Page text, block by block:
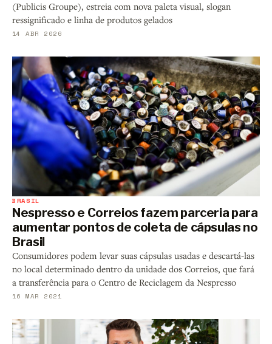
(Publicis Groupe), estreia com nova paleta visual, slogan
ressignificado e linha de produtos gelados
14 ABR 2026
BRASIL
Nespresso e Correios fazem parceria para
aumentar pontos de coleta de cápsulas no
Brasil
Consumidores podem levar suas cápsulas usadas e descartá-las
no local determinado dentro da unidade dos Correios, que fará
a transferência para o Centro de Reciclagem da Nespresso
16 MAR 2021